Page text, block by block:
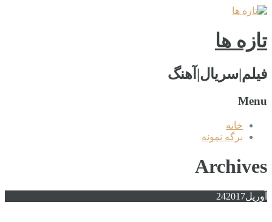
تازه ها
فیلم|سریال|آهنگ
Menu
خانه
برگه نمونه
Archives
آوریل 242017